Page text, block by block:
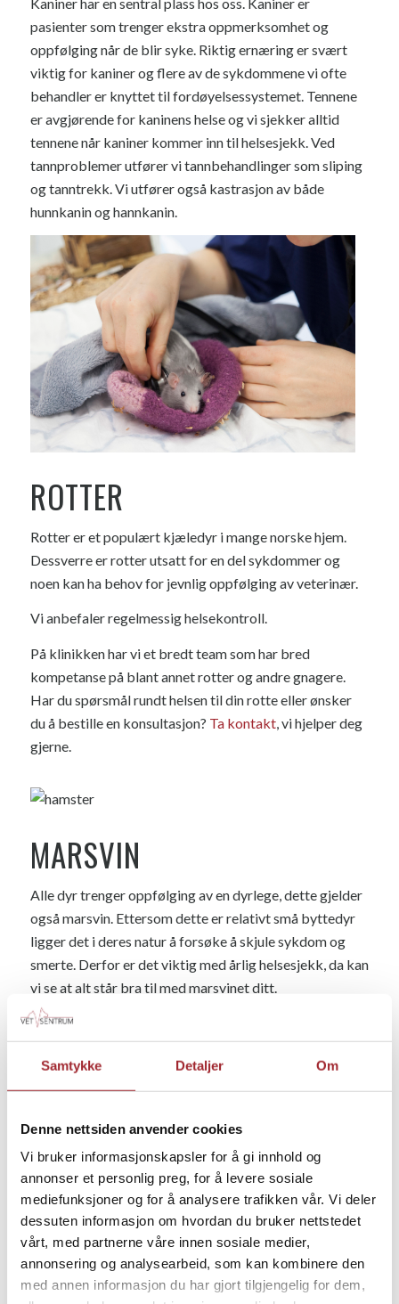
Samtykke Detaljer Om
Denne nettsiden anvender cookies
Vi bruker informasjonskapsler for å gi innhold og
annonser et personlig preg, for å levere sosiale
mediefunksjoner og for å analysere trafikken vår. Vi deler
dessuten informasjon om hvordan du bruker nettstedet
vårt, med partnerne våre innen sosiale medier,
annonsering og analysearbeid, som kan kombinere den
med annen informasjon du har gjort tilgjengelig for dem,
pasienter som trenger ekstra oppmerksomhet og
oppfølging når de blir syke. Riktig ernæring er svært
viktig for kaniner og flere av de sykdommene vi ofte
behandler er knyttet til fordøyelsessystemet. Tennene
er avgjørende for kaninens helse og vi sjekker alltid
tennene når kaniner kommer inn til helsesjekk. Ved
tannproblemer utfører vi tannbehandlinger som sliping
og tanntrekk. Vi utfører også kastrasjon av både
hunnkanin og hannkanin.
ROTTER
Rotter er et populært kjæledyr i mange norske hjem.
Dessverre er rotter utsatt for en del sykdommer og
noen kan ha behov for jevnlig oppfølging av veterinær.
Vi anbefaler regelmessig helsekontroll.
På klinikken har vi et bredt team som har bred
kompetanse på blant annet rotter og andre gnagere.
Har du spørsmål rundt helsen til din rotte eller ønsker
du å bestille en konsultasjon? Ta kontakt, vi hjelper deg
gjerne.
MARSVIN
Alle dyr trenger oppfølging av en dyrlege, dette gjelder
også marsvin. Ettersom dette er relativt små byttedyr
ligger det i deres natur å forsøke å skjule sykdom og
smerte. Derfor er det viktig med årlig helsesjekk, da kan
vi se at alt står bra til med marsvinet ditt.
Mangelsykdommer, problemer med hår/pels, utslett,
forkjølelse, problemer med tannhelsen og
tarminfeksjon er noen av de vanlige utfordringene
marsvin kan få.
TANNBEHANDLING TIL
KANIN OG GNAGER
Kaniner og gnagere har tenner som vokser kontinuerlig
gjennom hele livet. Dersom tennene blir for lange eller